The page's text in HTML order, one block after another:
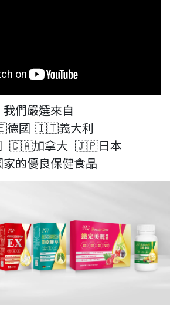
我們嚴選來自
國  🇮🇹義大利
🇨🇦加拿大   🇯🇵日本
家的優良保健食品